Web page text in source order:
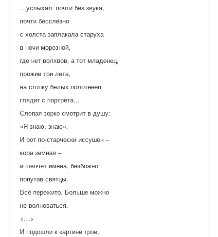
…услыхал: почти без звука,
почти бесслёзно
с холста заплакала старуха
в ночи морозной,
где нет волхвов, а тот младенец,
прожив три лета,
на стопку белых полотенец
глядит с портрета…
Слепая зорко смотрит в душу:
«Я знаю, знаю».
И рот по-старчески иссушен –
кора земная –
и шепчет имена, безбожно
попутав святцы.
Всё пережито. Больше можно
не волноваться.
<…>
И подошли к картине трое,